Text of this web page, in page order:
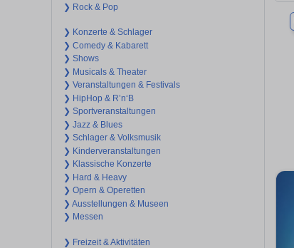
❯ Rock & Pop
❯ Konzerte & Schlager
❯ Comedy & Kabarett
❯ Shows
❯ Musicals & Theater
❯ Veranstaltungen & Festivals
❯ HipHop & R’n‘B
❯ Sportveranstaltungen
❯ Jazz & Blues
❯ Schlager & Volksmusik
❯ Kinderveranstaltungen
❯ Klassische Konzerte
❯ Hard & Heavy
❯ Opern & Operetten
❯ Ausstellungen & Museen
❯ Messen
❯ Freizeit & Aktivitäten